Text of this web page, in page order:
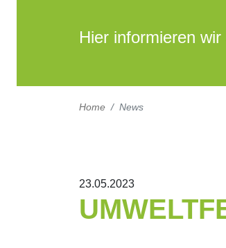
Hier informieren
Home News
23.05.2023